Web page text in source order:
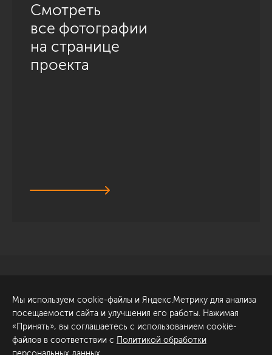
Смотреть
все фотографии
на странице
проекта
Обсудить проект
ул. Академика Павлова, 6
к1
+7 (812) 200-95-55
Мы используем cookie-файлы и Яндекс.Метрику для анализа
посещаемости сайта и улучшения его работы. Нажимая
«Принять», вы соглашаетесь с использованием cookie-
файлов в соответствии с Политикой обработки